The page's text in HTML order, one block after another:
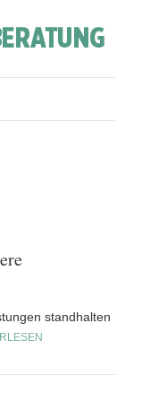
standhalten